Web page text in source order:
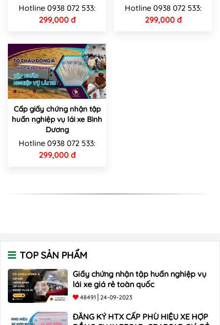
Hotline 0938 072 533:
299,000 đ
Hotline 0938 072 533:
299,000 đ
Cấp giấy chứng nhận tập
huấn nghiệp vụ lái xe Bình
Dương
Hotline 0938 072 533:
299,000 đ
TOP SẢN PHẨM
Giấy chứng nhận tập huấn nghiệp vụ
lái xe giá rẻ toàn quốc
48491 24-09-2023
ĐĂNG KÝ HTX CẤP PHÙ HIỆU XE HỢP